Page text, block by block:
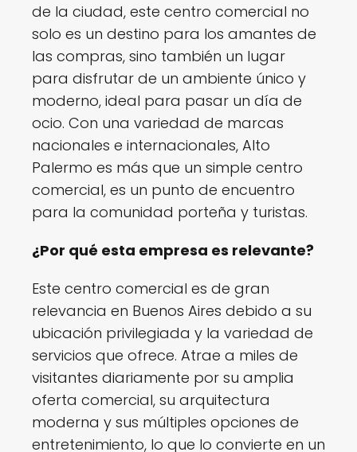
de la ciudad, este centro comercial no
solo es un destino para los amantes de
las compras, sino también un lugar
para disfrutar de un ambiente único y
moderno, ideal para pasar un día de
ocio. Con una variedad de marcas
nacionales e internacionales, Alto
Palermo es más que un simple centro
comercial, es un punto de encuentro
para la comunidad porteña y turistas.
¿Por qué esta empresa es relevante?
Este centro comercial es de gran
relevancia en Buenos Aires debido a su
ubicación privilegiada y la variedad de
servicios que ofrece. Atrae a miles de
visitantes diariamente por su amplia
oferta comercial, su arquitectura
moderna y sus múltiples opciones de
entretenimiento, lo que lo convierte en un